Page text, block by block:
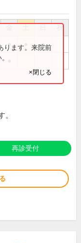
祝
● ●
ります。来院前
×閉じる
。
再診受付